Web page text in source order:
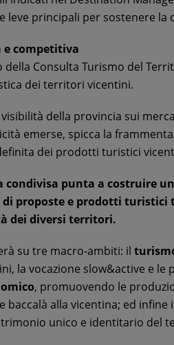
principali per sostenere la
e competitiva
Consulta Turismo del
dei territori vicentini.
della provincia sui
emerse, spicca la
dei prodotti turistici
condivisa punta a costruire
proposte e prodotti turistici
dei diversi territori.
su tre macro-ambiti: il
la vocazione slow&active e
, promuovendo le
baccalà alla vicentina; ed infine
unico e identitario del